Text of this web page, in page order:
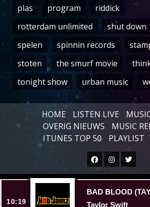
plas
program
riddick
rotterdam unlimited
shut down
spelen
spinnin records
stoten
the smurf movie
tonight show
urban music
HOME LISTEN LIVE
OVERIG NIEUWS
MUSIC
ITUNES TOP 50
PLAYLIST
Facebook
Instagram
Twitter
Copyright © All rights
10:19
BAD BLOOD
VERSION)
Taylor Swift